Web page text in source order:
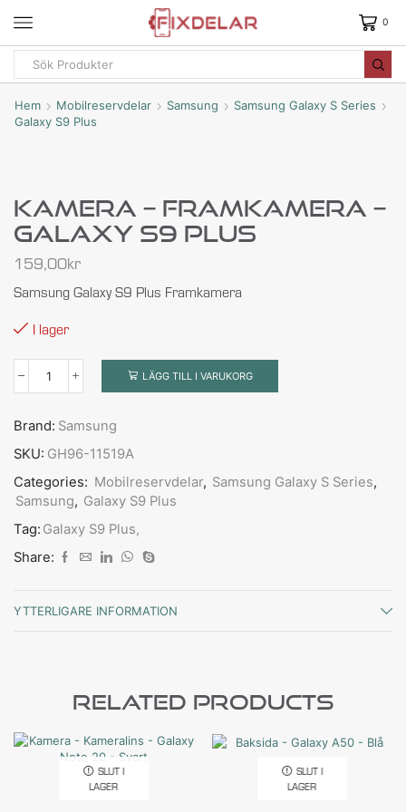
0
Hem Mobilreservdelar Samsung
Samsung Galaxy S Series
Galaxy S9 Plus
Kamera – Framkamera –
Galaxy S9 Plus
159,00kr
Samsung Galaxy S9 Plus Framkamera
I lager
LÄGG TILL I VARUKORG
Brand: Samsung
SKU: GH96-11519A
Categories: Mobilreservdelar, Samsung Galaxy S Series,
Samsung, Galaxy S9 Plus
Tag: Galaxy S9 Plus,
Share:
YTTERLIGARE INFORMATION
Related Products
SLUT I
LAGER
SLUT I
LAGER